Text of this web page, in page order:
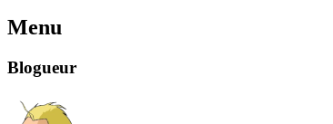
Menu
Blogueur